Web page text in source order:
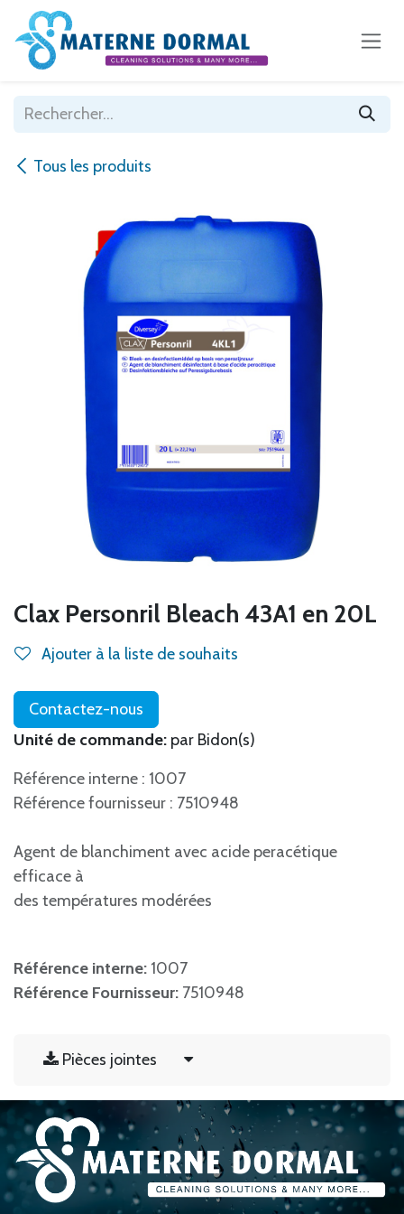
Se rendre au contenu
Tous les produits
Clax Personril Bleach 43A1 en 20L
Ajouter à la liste de souhaits
Contactez-nous
Unité de commande: par Bidon(s)
Référence interne : 1007
Référence fournisseur : 7510948
Agent de blanchiment avec acide peracétique
efficace à
des températures modérées
Référence interne: 1007
Référence Fournisseur: 7510948
Pièces jointes